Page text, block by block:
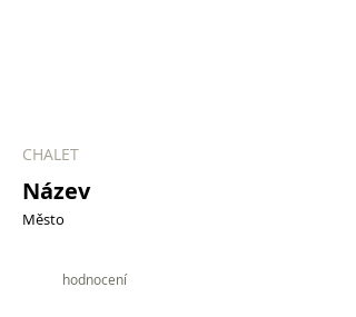
CHALET
Název
Město
hodnocení